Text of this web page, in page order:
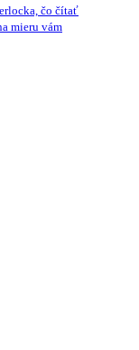
čo čítať
mieru vám